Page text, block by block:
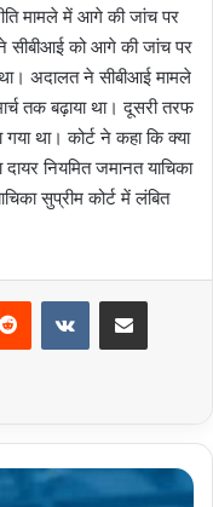
मामले में आगे की जांच पर
ने सीबीआई को आगे की जांच पर
था। अदालत ने सीबीआई मामले
तक बढ़ाया था। दूसरी तरफ
था। कोर्ट ने कहा कि क्या
दायर नियमित जमानत याचिका
सुप्रीम कोर्ट में लंबित
Reddit VKontakteShare via Email